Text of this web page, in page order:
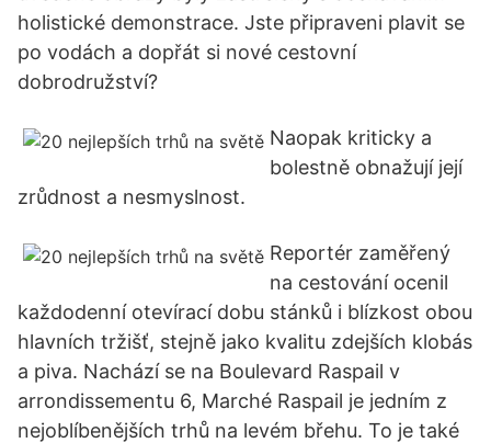
holistické demonstrace. Jste připraveni plavit se
po vodách a dopřát si nové cestovní
dobrodružství?
Naopak kriticky a
bolestně obnažují její
zrůdnost a nesmyslnost.
Reportér zaměřený
na cestování ocenil
každodenní otevírací dobu stánků i blízkost obou
hlavních tržišť, stejně jako kvalitu zdejších klobás
a piva. Nachází se na Boulevard Raspail v
arrondissementu 6, Marché Raspail je jedním z
nejoblíbenějších trhů na levém břehu. To je také